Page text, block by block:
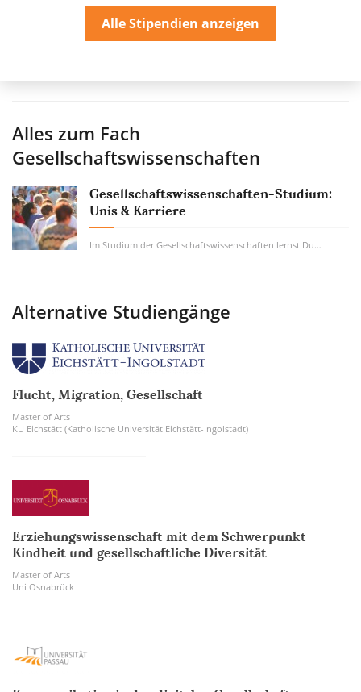
Alle Stipendien anzeigen
Alles zum Fach
Gesellschaftswissenschaften
Gesellschaftswissenschaften-Studium:
Unis & Karriere
Im Studium der Gesellschaftswissenschaften lernst Du, wie Du komplexe gesellschaftliche...
Alternative Studiengänge
Flucht, Migration, Gesellschaft
Master of Arts
KU Eichstätt (Katholische Universität Eichstätt-Ingolstadt)
Erziehungswissenschaft mit dem Schwerpunkt
Kindheit und gesellschaftliche Diversität
Master of Arts
Uni Osnabrück